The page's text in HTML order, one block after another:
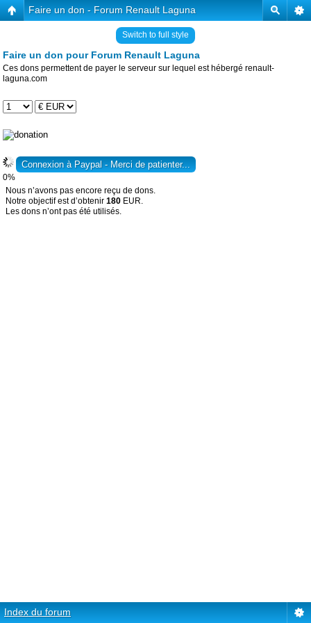
Faire un don - Forum Renault Laguna
Switch to full style
Faire un don pour Forum Renault Laguna
Ces dons permettent de payer le serveur sur lequel est hébergé renault-
laguna.com
0%
Nous n’avons pas encore reçu de dons.
Notre objectif est d’obtenir 180 EUR.
Les dons n’ont pas été utilisés.
Index du forum